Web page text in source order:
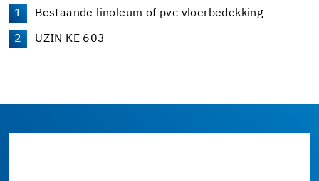
Bestaande linoleum of pvc vloerbedekking
UZIN KE 603